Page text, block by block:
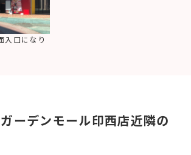
入口になり
ーデンモール印西店近隣の